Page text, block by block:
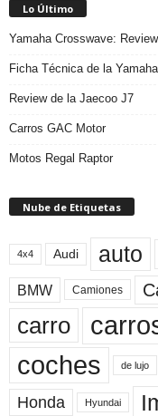
Lo Último
Yamaha Crosswave:
Ficha Técnica de la
Review de la Jaecoo J7
Carros GAC Motor
Motos Regal Raptor
Nube de Etiquetas
4x4 Audi auto
BMW Camiones
carro
coches de lujo
Honda Hyundai